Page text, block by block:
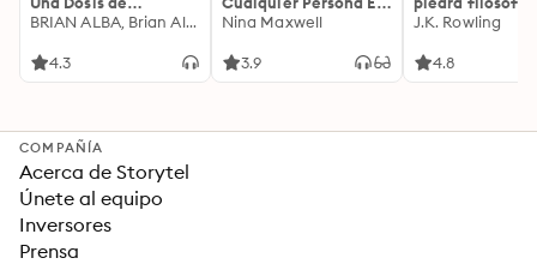
Motivación
Ideas Revolucionarias
BRIAN ALBA, Brian Alba
4.3
Cualquier Lugar Y En
Nina Maxwell
3.9
J.K. Rowling
4.8
COMPAÑÍA
Acerca de Storytel
Únete al equipo
Inversores
Prensa